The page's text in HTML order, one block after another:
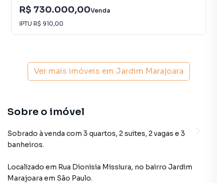
R$ 730.000,00Venda
IPTU R$ 910,00
Ver mais imóveis em Jardim Marajoara
Sobre o imóvel
Sobrado à venda com 3 quartos, 2 suites, 2 vagas e 3
banheiros.
Localizado em Rua Dionisia Missiura, no bairro Jardim
Marajoara em São Paulo.